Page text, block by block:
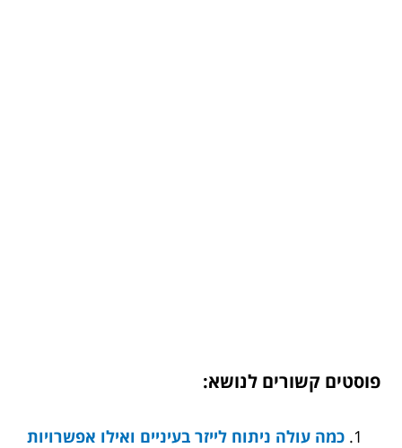
פוסטים קשורים לנושא:
כמה עולה ניתוח לייזר בעיניים ואילו אפשרויות